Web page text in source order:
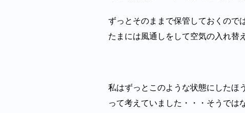
ずっとそのままで保管しておくので
たまには風通しをして空気の入れ替
私はずっとこのような状態にしたほ
って考えていました・・・そうでは